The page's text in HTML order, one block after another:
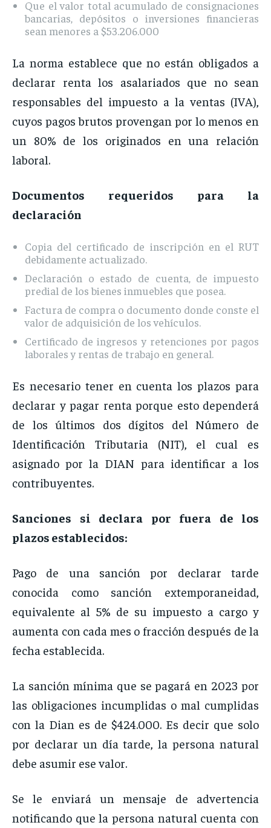
Que el valor total acumulado de consignaciones
bancarias, depósitos o inversiones financieras
sean menores a $53.206.000
La norma establece que no están obligados a
declarar renta los asalariados que no sean
responsables del impuesto a la ventas (IVA),
cuyos pagos brutos provengan por lo menos en
un 80% de los originados en una relación
laboral.
Documentos requeridos para la
declaración
Copia del certificado de inscripción en el RUT
debidamente actualizado.
Declaración o estado de cuenta, de impuesto
predial de los bienes inmuebles que posea.
Factura de compra o documento donde conste el
valor de adquisición de los vehículos.
Certificado de ingresos y retenciones por pagos
laborales y rentas de trabajo en general.
Es necesario tener en cuenta los plazos para
declarar y pagar renta porque esto dependerá
de los últimos dos dígitos del Número de
Identificación Tributaria (NIT), el cual es
asignado por la DIAN para identificar a los
contribuyentes.
Sanciones si declara por fuera de los
plazos establecidos:
Pago de una sanción por declarar tarde
conocida como sanción extemporaneidad,
equivalente al 5% de su impuesto a cargo y
aumenta con cada mes o fracción después de la
fecha establecida.
La sanción mínima que se pagará en 2023 por
las obligaciones incumplidas o mal cumplidas
con la Dian es de $424.000. Es decir que solo
por declarar un día tarde, la persona natural
debe asumir ese valor.
Se le enviará un mensaje de advertencia
notificando que la persona natural cuenta con